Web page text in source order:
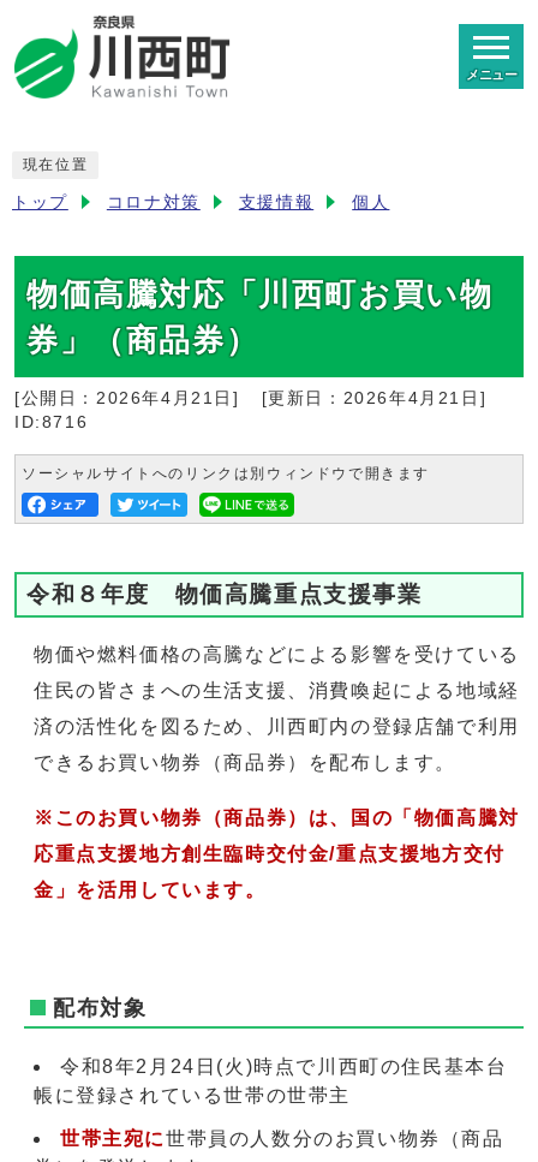
メニュー
現在位置
トップ コロナ対策 支援情報 個人
物価高騰対応「川西町お買い物
券」（商品券）
[公開日： 2026年4月21日 ] [更新日： 2026年4月21日 ]
ID:8716
ソーシャルサイトへのリンクは別ウィンドウで開きます
令和８年度 物価高騰重点支援事業
物価や燃料価格の高騰などによる影響を受けている
住民の皆さまへの生活支援、消費喚起による地域経
済の活性化を図るため、川西町内の登録店舗で利用
できるお買い物券（商品券）を配布します。
※このお買い物券（商品券）は、国の「物価高騰対
応重点支援地方創生臨時交付金/重点支援地方交付
金」を活用しています。
配布対象
令和8年2月24日(火)時点で川西町の住民基本台
帳に登録されている世帯の世帯主
世帯主宛に世帯員の人数分のお買い物券（商品